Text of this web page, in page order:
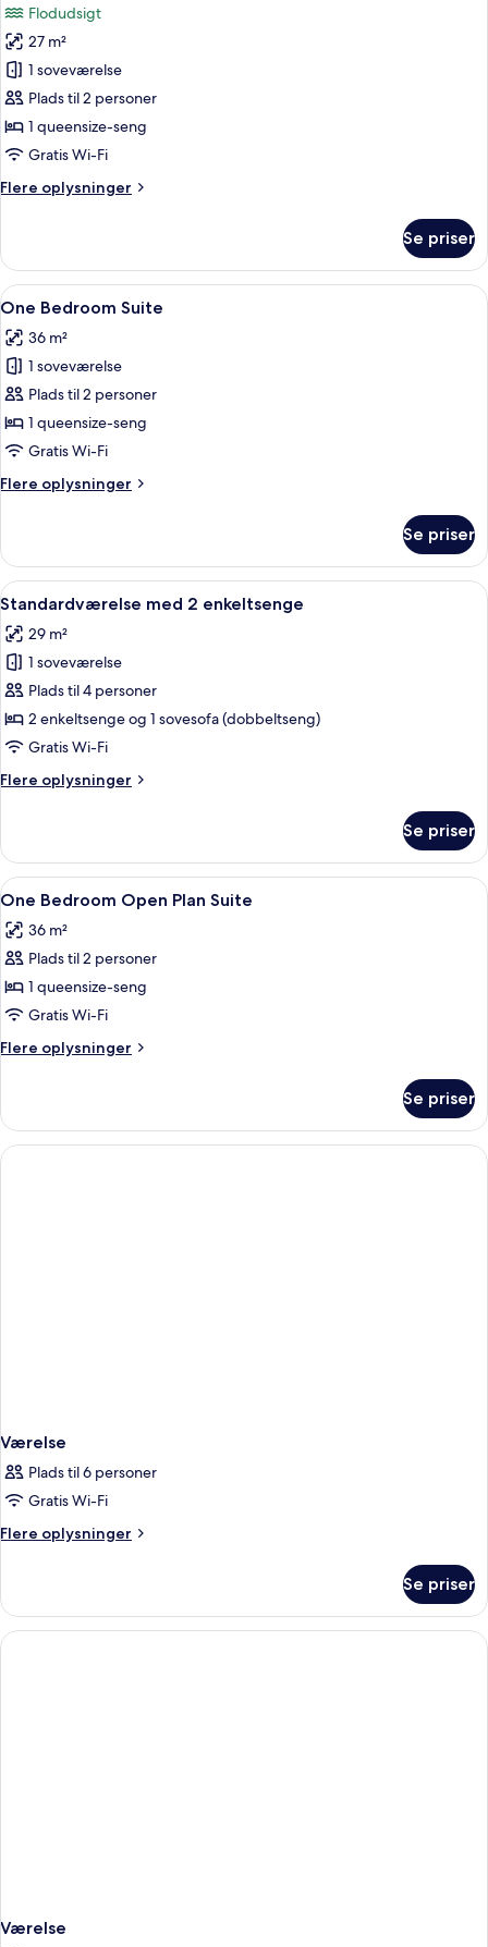
billeder
af
River
View
Suite
Flodudsigt
27 m²
1 soveværelse
Plads til 2 personer
1 queensize-seng
Gratis Wi-Fi
Flere oplysninger
Flere
View
Suite
Se priser
Indlæs
alle
billeder
af
One
Bedroom
Suite
En moderne stue med en sofa, et
6
One Bedroom Suite
36 m²
1 soveværelse
Plads til 2 personer
1 queensize-seng
Gratis Wi-Fi
Flere oplysninger
Flere
Bedroom
Suite
Se priser
Indlæs
alle
billeder
af
Standardværelse
med
2
Standardværelse med 2
8
Standardværelse med 2 enkeltsenge
29 m²
1 soveværelse
Plads til 4 personer
2 enkeltsenge og 1 sovesofa (dobbeltseng)
Gratis Wi-Fi
Flere oplysninger
Flere
med
enkeltsenge
Se priser
Indlæs
alle
billeder
af
One
Bedroom
Open
Plan
Et moderne soveværelse med en
9
One Bedroom Open Plan Suite
36 m²
Plads til 2 personer
1 queensize-seng
Gratis Wi-Fi
Flere oplysninger
Flere
Bedroom
Open
Plan
Se priser
Værelse
Plads til 6 personer
Gratis Wi-Fi
Flere oplysninger
Flere
Se priser
Værelse